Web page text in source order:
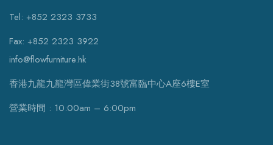
Tel: +852 2323 3733
Fax: +852 2323 3922
info@flowfurniture.hk
香港九龍九龍灣區偉業街38號富臨中心A座6樓E室
營業時間 : 10:00am – 6:00pm